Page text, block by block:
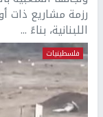
رزمة مشاريع ذات
اللبنانية، بناءً ...
فلسطينيات